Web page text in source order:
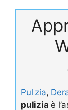
Pulizia,
pulizia è